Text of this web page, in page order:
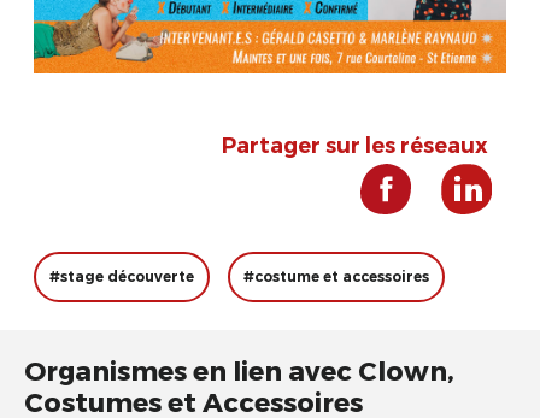
Partager sur les réseaux
#stage découverte #costume et accessoires
Organismes en lien avec Clown,
Costumes et Accessoires